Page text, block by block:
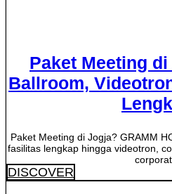
Paket Meeting
Ballroom,
Paket Meeting di Jogja? GRAMM
fasilitas lengkap hingga videotron,
DISCOVER